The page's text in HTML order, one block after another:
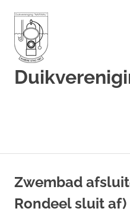
inhoud
Zwembad
Rondeel sluit af)